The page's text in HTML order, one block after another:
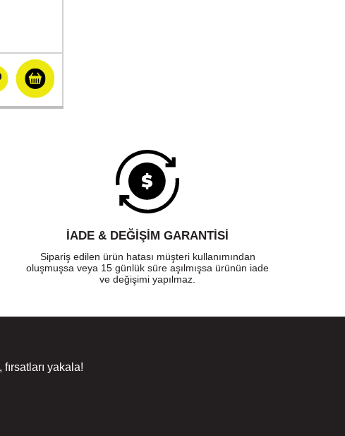
İADE & DEĞİŞİM GARANTİSİ
Sipariş edilen ürün hatası müşteri kullanımından
oluşmuşsa veya 15 günlük süre aşılmışsa ürünün iade
ve değişimi yapılmaz.
yakala!